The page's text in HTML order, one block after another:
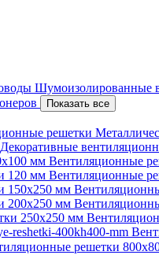
Шумоизолированные
Показать все
решетки
Декоративные
мм Вентиляционные
120 мм Вентиляционные
150х250 мм
200х250 мм
250х250 мм
reshetki-400kh400-mm
решетки